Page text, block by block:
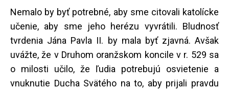
Nemalo by byť potrebné, aby sme citovali katolícke
učenie, aby sme jeho herézu vyvrátili. Bludnosť
tvrdenia Jána Pavla II. by mala byť zjavná. Avšak
uvážte, že v Druhom oranžskom koncile v r. 529 sa
o milosti učilo, že ľudia potrebujú osvietenie a
vnuknutie Ducha Svätého na to, aby prijali pravdu